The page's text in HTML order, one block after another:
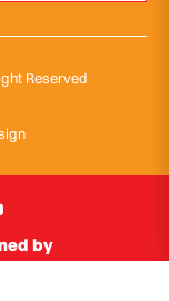
Reserved
by